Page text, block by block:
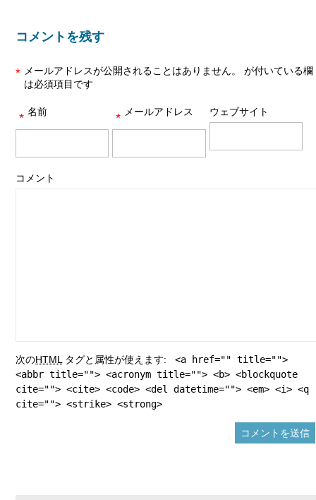
コメントを残す
メールアドレスが公開されることはありません。
*
が付いている欄
は必須項目です
名前
* メールアドレス
* ウェブサイト
コメント
次のHTML タグと属性が使えます:
<a href="" title="">
<abbr title=""> <acronym title=""> <b> <blockquote
cite=""> <cite> <code> <del datetime=""> <em> <i> <q
cite=""> <strike> <strong>